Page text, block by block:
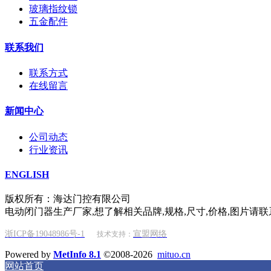
玻璃指纹锁
五金配件
联系我们
联系方式
在线留言
新闻中心
公司动态
行业资讯
ENGLISH
版权所有：海达门控有限公司
电动闭门器生产厂家,想了解相关品牌,规格,尺寸,价格,图片请联
浙ICP备19048986号-1 技术支持： 宣盟网络
Powered by MetInfo 8.1 ©2008-2026 mituo.cn
网站首页